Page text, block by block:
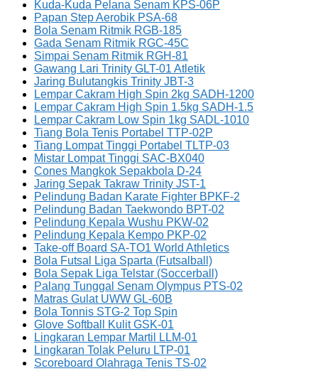
Kuda-Kuda Pelana Senam KPS-06P
Papan Step Aerobik PSA-68
Bola Senam Ritmik RGB-185
Gada Senam Ritmik RGC-45C
Simpai Senam Ritmik RGH-81
Gawang Lari Trinity GLT-01 Atletik
Jaring Bulutangkis Trinity JBT-3
Lempar Cakram High Spin 2kg SADH-1200
Lempar Cakram High Spin 1.5kg SADH-1.5
Lempar Cakram Low Spin 1kg SADL-1010
Tiang Bola Tenis Portabel TTP-02P
Tiang Lompat Tinggi Portabel TLTP-03
Mistar Lompat Tinggi SAC-BX040
Cones Mangkok Sepakbola D-24
Jaring Sepak Takraw Trinity JST-1
Pelindung Badan Karate Fighter BPKF-2
Pelindung Badan Taekwondo BPT-02
Pelindung Kepala Wushu PKW-02
Pelindung Kepala Kempo PKP-02
Take-off Board SA-TO1 World Athletics
Bola Futsal Liga Sparta (Futsalball)
Bola Sepak Liga Telstar (Soccerball)
Palang Tunggal Senam Olympus PTS-02
Matras Gulat UWW GL-60B
Bola Tonnis STG-2 Top Spin
Glove Softball Kulit GSK-01
Lingkaran Lempar Martil LLM-01
Lingkaran Tolak Peluru LTP-01
Scoreboard Olahraga Tenis TS-02